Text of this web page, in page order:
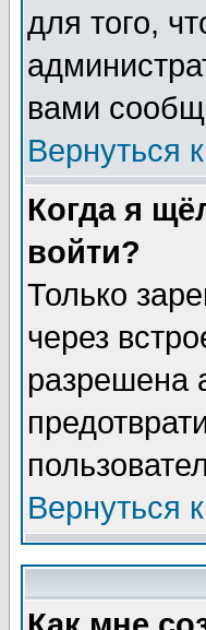
для того,
вами
Вернуться
Когда я
войти?
Только
через
разрешена
Вернуться